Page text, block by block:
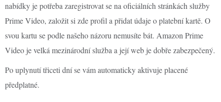
nabídky je potřeba zaregistrovat se na oficiálních stránkách služby
Prime Video, založit si zde profil a přidat údaje o platební kartě. O
svou kartu se podle našeho názoru nemusíte bát. Amazon Prime
Video je velká mezinárodní služba a její web je dobře zabezpečený.
Po uplynutí třiceti dní se vám automaticky aktivuje placené
předplatné.